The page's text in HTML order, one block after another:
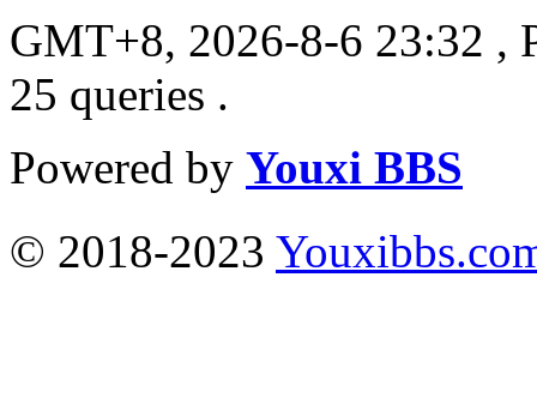
GMT+8, 2026-8-6 23:32 ,
25 queries .
Powered by Youxi BBS
© 2018-2023